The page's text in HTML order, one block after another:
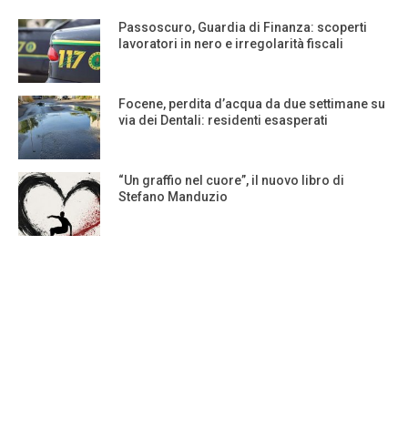
Passoscuro, Guardia di Finanza: scoperti
lavoratori in nero e irregolarità fiscali
Focene, perdita d’acqua da due settimane su
via dei Dentali: residenti esasperati
“Un graffio nel cuore”, il nuovo libro di
Stefano Manduzio